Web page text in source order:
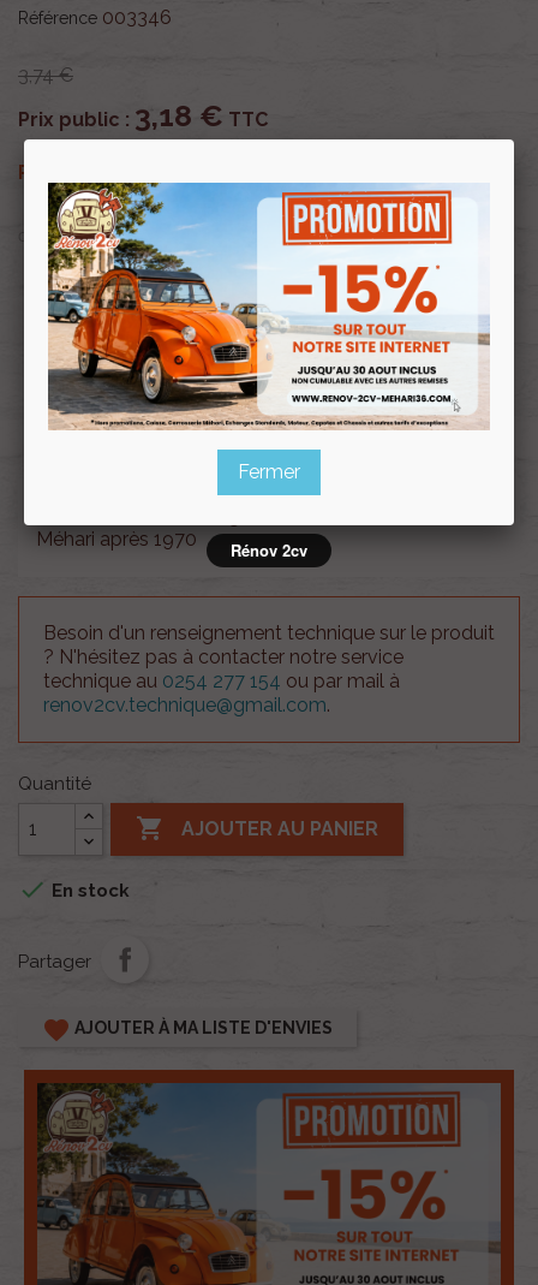
Référence 003346
3,74 €
Prix public : 3,18 € TTC
Prix club
OU PAYER EN
Profitez de prix remisés
avec la Carte clubRenov 2cv
Souscrire
au clubRenov 2cv
Méhari après 1970
Besoin d'un renseignement technique sur le produit
? N'hésitez pas à contacter notre service
technique au 0254 277 154 ou par mail à
renov2cv.technique@gmail.com.
Quantité
 AJOUTER AU PANIER
 En stock
Partager
favorite AJOUTER À MA LISTE D'ENVIES
Fermer
Rénov 2cv